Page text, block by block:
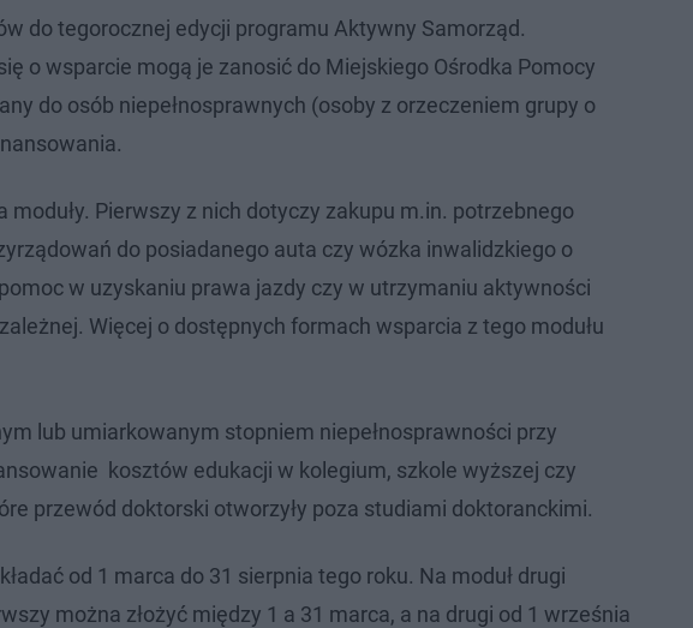
do tegorocznej edycji programu Aktywny Samorząd.
o wsparcie mogą je zanosić do Miejskiego Ośrodka Pomocy
do osób niepełnosprawnych (osoby z orzeczeniem grupy o
Pierwszy z nich dotyczy zakupu m.in. potrzebnego
do posiadanego auta czy wózka inwalidzkiego o
w uzyskaniu prawa jazdy czy w utrzymaniu aktywności
Więcej o dostępnych formach wsparcia z tego modułu
lub umiarkowanym stopniem niepełnosprawności przy
kosztów edukacji w kolegium, szkole wyższej czy
przewód doktorski otworzyły poza studiami doktoranckimi.
od 1 marca do 31 sierpnia tego roku. Na moduł drugi
można złożyć między 1 a 31 marca, a na drugi od 1 września